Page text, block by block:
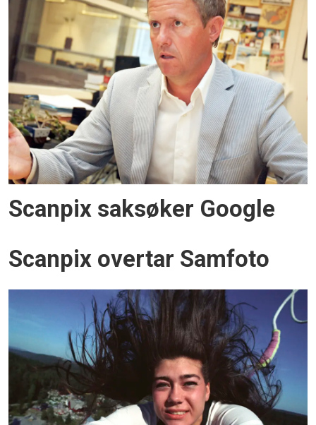
Scanpix saksøker Google
Scanpix overtar Samfoto